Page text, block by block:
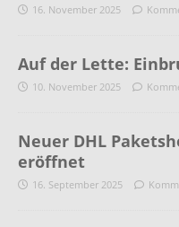
16. November 2025
Auf der Lette:
10. November 2025
Neuer DHL
eröffnet
16. September 2025